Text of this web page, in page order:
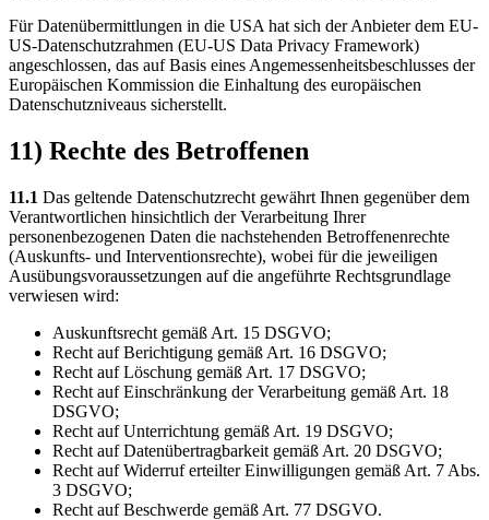
Für Datenübermittlungen in die USA hat sich der Anbieter dem EU-
US-Datenschutzrahmen (EU-US Data Privacy Framework)
angeschlossen, das auf Basis eines Angemessenheitsbeschlusses der
Europäischen Kommission die Einhaltung des europäischen
Datenschutzniveaus sicherstellt.
11) Rechte des Betroffenen
11.1 Das geltende Datenschutzrecht gewährt Ihnen gegenüber dem
Verantwortlichen hinsichtlich der Verarbeitung Ihrer
personenbezogenen Daten die nachstehenden Betroffenenrechte
(Auskunfts- und Interventionsrechte), wobei für die jeweiligen
Ausübungsvoraussetzungen auf die angeführte Rechtsgrundlage
verwiesen wird:
Auskunftsrecht gemäß Art. 15 DSGVO;
Recht auf Berichtigung gemäß Art. 16 DSGVO;
Recht auf Löschung gemäß Art. 17 DSGVO;
Recht auf Einschränkung der Verarbeitung gemäß Art. 18
DSGVO;
Recht auf Unterrichtung gemäß Art. 19 DSGVO;
Recht auf Datenübertragbarkeit gemäß Art. 20 DSGVO;
Recht auf Widerruf erteilter Einwilligungen gemäß Art. 7 Abs.
3 DSGVO;
Recht auf Beschwerde gemäß Art. 77 DSGVO.